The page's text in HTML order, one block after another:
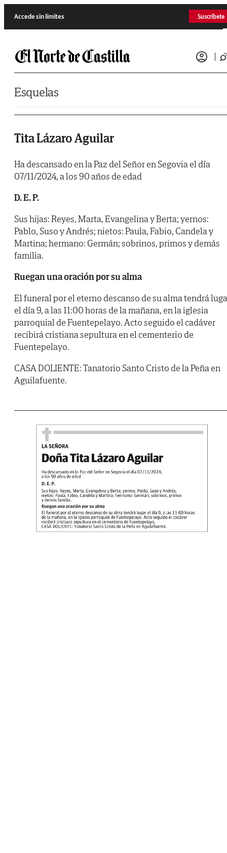
Accede sin límites Suscríbete
Esquelas
Tita Lázaro Aguilar
Ha descansado en la Paz del Señor en Segovia el día
07/11/2024, a los 90 años de edad
D. E. P.
Sus hijas: Reyes, Marta, Evangelina y Berta; yernos:
Pablo, Suso y Andrés; nietos: Paula, Fabio, Candela y
Martina; hermano: Germán; sobrinos, primos y demás
familia.
Ruegan una oración por su alma
El funeral por el eterno descanso de su alma tendrá
el día 9, a las 11:00 horas de la mañana, en la iglesia
parroquial de Fuentepelayo. Acto seguido el cadáver
recibirá cristiana sepultura en el cementerio de
Fuentepelayo.
CASA DOLIENTE: Tanatorio Santo Cristo de la Peña en
Aguilafuente.